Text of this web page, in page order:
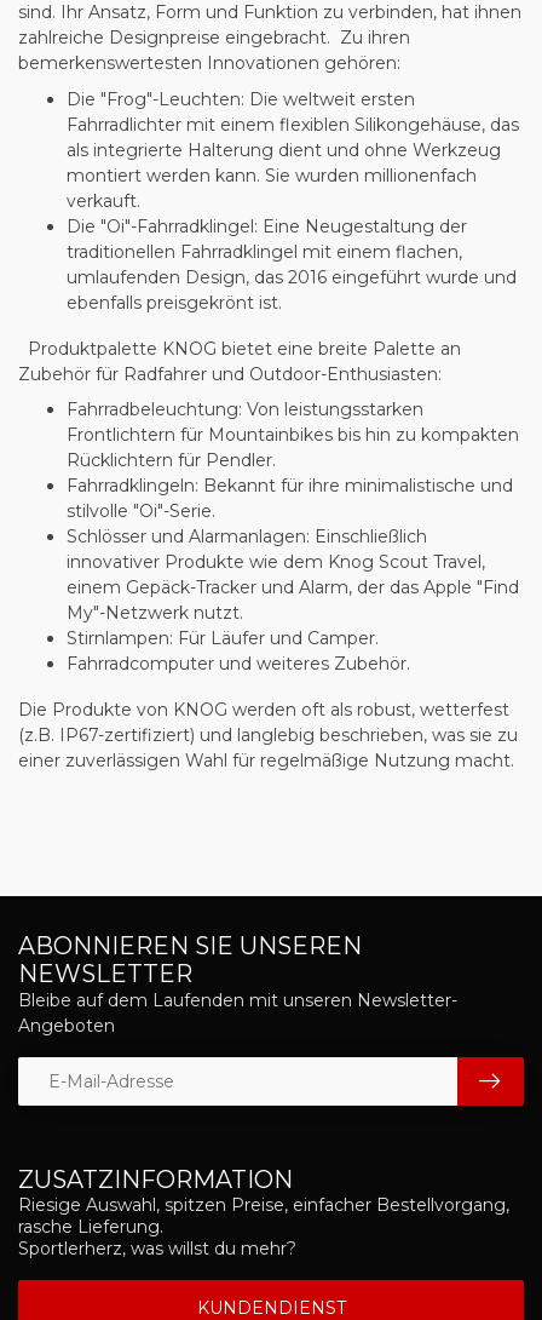
sind. Ihr Ansatz, Form und Funktion zu verbinden, hat ihnen
zahlreiche Designpreise eingebracht. Zu ihren
bemerkenswertesten Innovationen gehören:
Die "Frog"-Leuchten: Die weltweit ersten
Fahrradlichter mit einem flexiblen Silikongehäuse, das
als integrierte Halterung dient und ohne Werkzeug
montiert werden kann. Sie wurden millionenfach
verkauft.
Die "Oi"-Fahrradklingel: Eine Neugestaltung der
traditionellen Fahrradklingel mit einem flachen,
umlaufenden Design, das 2016 eingeführt wurde und
ebenfalls preisgekrönt ist.
Produktpalette KNOG bietet eine breite Palette an
Zubehör für Radfahrer und Outdoor-Enthusiasten:
Fahrradbeleuchtung: Von leistungsstarken
Frontlichtern für Mountainbikes bis hin zu kompakten
Rücklichtern für Pendler.
Fahrradklingeln: Bekannt für ihre minimalistische und
stilvolle "Oi"-Serie.
Schlösser und Alarmanlagen: Einschließlich
innovativer Produkte wie dem Knog Scout Travel,
einem Gepäck-Tracker und Alarm, der das Apple "Find
My"-Netzwerk nutzt.
Stirnlampen: Für Läufer und Camper.
Fahrradcomputer und weiteres Zubehör.
Die Produkte von KNOG werden oft als robust, wetterfest
(z.B. IP67-zertifiziert) und langlebig beschrieben, was sie zu
einer zuverlässigen Wahl für regelmäßige Nutzung macht.
ZUSATZINFORMATION
Riesige Auswahl, spitzen Preise, einfacher Bestellvorgang,
rasche Lieferung.
Sportlerherz, was willst du mehr?
KUNDENDIENST
ABONNIEREN SIE UNSEREN
NEWSLETTER
Bleibe auf dem Laufenden mit unseren Newsletter-
Angeboten